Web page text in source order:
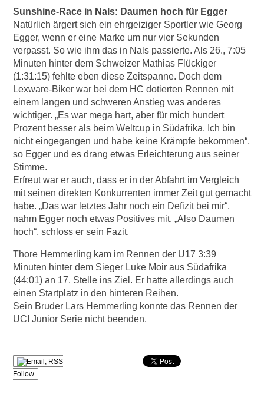
Sunshine-Race in Nals: Daumen hoch für Egger
Natürlich ärgert sich ein ehrgeiziger Sportler wie Georg
Egger, wenn er eine Marke um nur vier Sekunden
verpasst. So wie ihm das in Nals passierte. Als 26., 7:05
Minuten hinter dem Schweizer Mathias Flückiger
(1:31:15) fehlte eben diese Zeitspanne. Doch dem
Lexware-Biker war bei dem HC dotierten Rennen mit
einem langen und schweren Anstieg was anderes
wichtiger. „Es war mega hart, aber für mich hundert
Prozent besser als beim Weltcup in Südafrika. Ich bin
nicht eingegangen und habe keine Krämpfe bekommen“,
so Egger und es drang etwas Erleichterung aus seiner
Stimme.
Erfreut war er auch, dass er in der Abfahrt im Vergleich
mit seinen direkten Konkurrenten immer Zeit gut gemacht
habe. „Das war letztes Jahr noch ein Defizit bei mir“,
nahm Egger noch etwas Positives mit. „Also Daumen
hoch“, schloss er sein Fazit.
Thore Hemmerling kam im Rennen der U17 3:39
Minuten hinter dem Sieger Luke Moir aus Südafrika
(44:01) an 17. Stelle ins Ziel. Er hatte allerdings auch
einen Startplatz in den hinteren Reihen.
Sein Bruder Lars Hemmerling konnte das Rennen der
UCI Junior Serie nicht beenden.
Follow